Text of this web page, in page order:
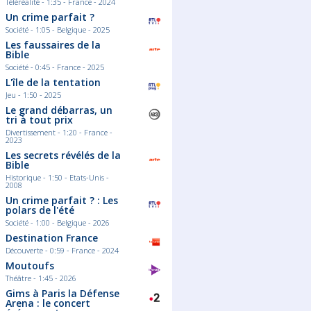
en cuisine sur ARTE,
sur France 5 et les
Monde, l'offre culinaire
jamais été aussi
que les quarts de finale battent leur
les grandes finales de l'UEFA.
Lire la suite
Un crime parfait ?
Société - 1:05 - Belgique - 2025
Les faussaires de la
Bible
Société - 0:45 - France - 2025
L'île de la tentation
Jeu - 1:50 - 2025
Le grand débarras, un
tri à tout prix
Divertissement - 1:20 - France -
2023
Les secrets révélés de la
Bible
Historique - 1:50 - Etats-Unis -
2008
Un crime parfait ? : Les
polars de l'été
Société - 1:00 - Belgique - 2026
Destination France
Découverte - 0:59 - France - 2024
Moutoufs
Théâtre - 1:45 - 2026
Gims à Paris la Défense
Arena : le concert